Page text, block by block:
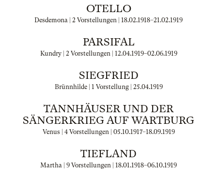
OTELLO
Desdemona | 2 Vorstellungen | 18.02.1918–21.02.1919
PARSIFAL
Kundry | 2 Vorstellungen | 12.04.1919–02.06.1919
SIEGFRIED
Brünnhilde | 1 Vorstellung | 25.04.1919
TANNHÄUSER UND DER
SÄNGERKRIEG AUF WARTBURG
Venus | 4 Vorstellungen | 05.10.1917–18.09.1919
TIEFLAND
Martha | 9 Vorstellungen | 18.01.1918–06.10.1919